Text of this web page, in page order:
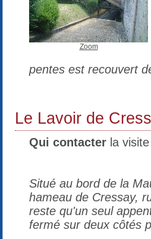
Zoom
pentes est recouvert
Le Lavoir de
Qui contacter la
Situé au bord de la
hameau de Cressay,
reste qu'un seul
fermé sur deux côtés